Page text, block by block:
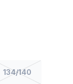
134/140